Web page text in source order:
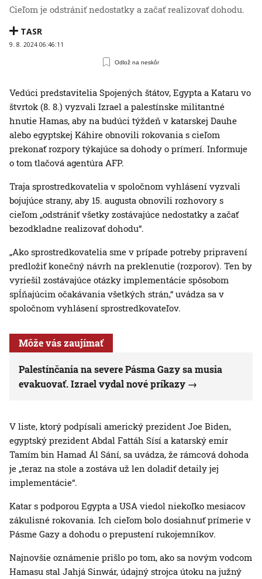
Cieľom je odstrániť nedostatky a začať realizovať dohodu.
TASR
9. 8. 2024 06:46:11
Odlož na neskôr
Vedúci predstavitelia Spojených štátov, Egypta a Kataru vo
štvrtok (8. 8.) vyzvali Izrael a palestínske militantné
hnutie Hamas, aby na budúci týždeň v katarskej Dauhe
alebo egyptskej Káhire obnovili rokovania s cieľom
prekonať rozpory týkajúce sa dohody o prímerí. Informuje
o tom tlačová agentúra AFP.
Traja sprostredkovatelia v spoločnom vyhlásení vyzvali
bojujúce strany, aby 15. augusta obnovili rozhovory s
cieľom „odstrániť všetky zostávajúce nedostatky a začať
bezodkladne realizovať dohodu“.
„Ako sprostredkovatelia sme v prípade potreby pripravení
predložiť konečný návrh na preklenutie (rozporov). Ten by
vyriešil zostávajúce otázky implementácie spôsobom
spĺňajúcim očakávania všetkých strán,“ uvádza sa v
spoločnom vyhlásení sprostredkovateľov.
Môže vás zaujímať
Palestínčania na severe Pásma Gazy sa musia
evakuovať. Izrael vydal nové príkazy
V liste, ktorý podpísali americký prezident Joe Biden,
egyptský prezident Abdal Fattáh Sísí a katarský emir
Tamím bin Hamad Ál Sání, sa uvádza, že rámcová dohoda
je „teraz na stole a zostáva už len doladiť detaily jej
implementácie“.
Katar s podporou Egypta a USA viedol niekoľko mesiacov
zákulisné rokovania. Ich cieľom bolo dosiahnuť prímerie v
Pásme Gazy a dohodu o prepustení rukojemníkov.
Najnovšie oznámenie prišlo po tom, ako sa novým vodcom
Hamasu stal Jahjá Sinwár, údajný strojca útoku na južný